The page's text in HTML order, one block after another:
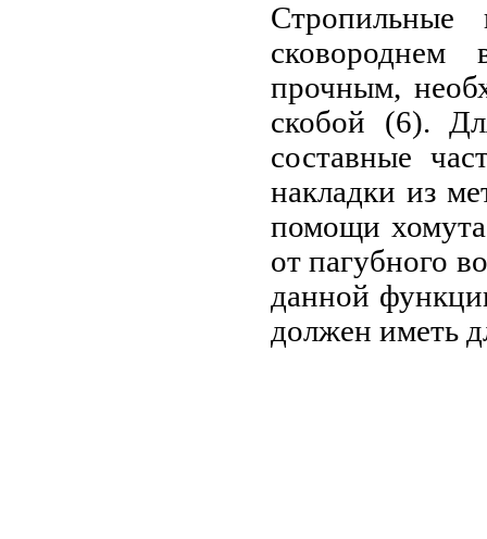
сковороднем
прочным,
скобой (6).
составные
накладки из
помощи
от пагубного
данной
должен иметь